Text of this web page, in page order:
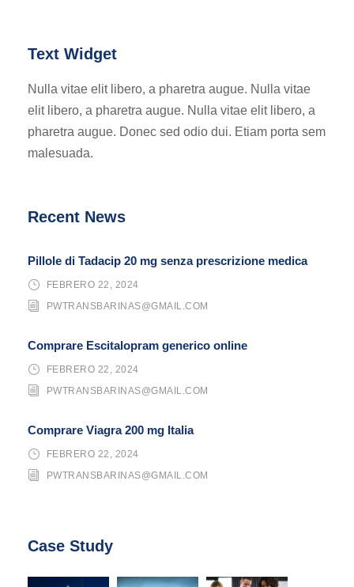
Text Widget
Nulla vitae elit libero, a pharetra augue. Nulla vitae
elit libero, a pharetra augue. Nulla vitae elit libero, a
pharetra augue. Donec sed odio dui. Etiam porta sem
malesuada.
Recent News
Pillole di Tadacip 20 mg senza prescrizione medica
FEBRERO 22, 2024
PWTRANSBARINAS@GMAIL.COM
Comprare Escitalopram generico online
FEBRERO 22, 2024
PWTRANSBARINAS@GMAIL.COM
Comprare Viagra 200 mg Italia
FEBRERO 22, 2024
PWTRANSBARINAS@GMAIL.COM
Case Study